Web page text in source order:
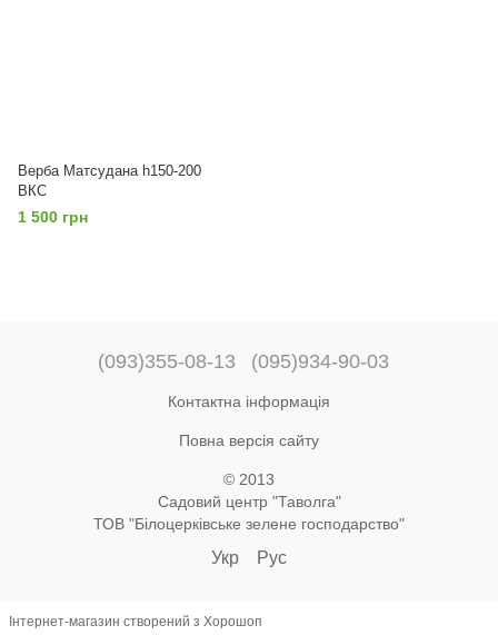
Верба Матсудана h150-200
ВКС
1 500 грн
(093)355-08-13 (095)934-90-03
Контактна інформація
Повна версія сайту
© 2013
Садовий центр "Таволга"
ТОВ "Білоцерківське зелене господарство"
Укр Рус
Інтернет-магазин створений з Хорошоп